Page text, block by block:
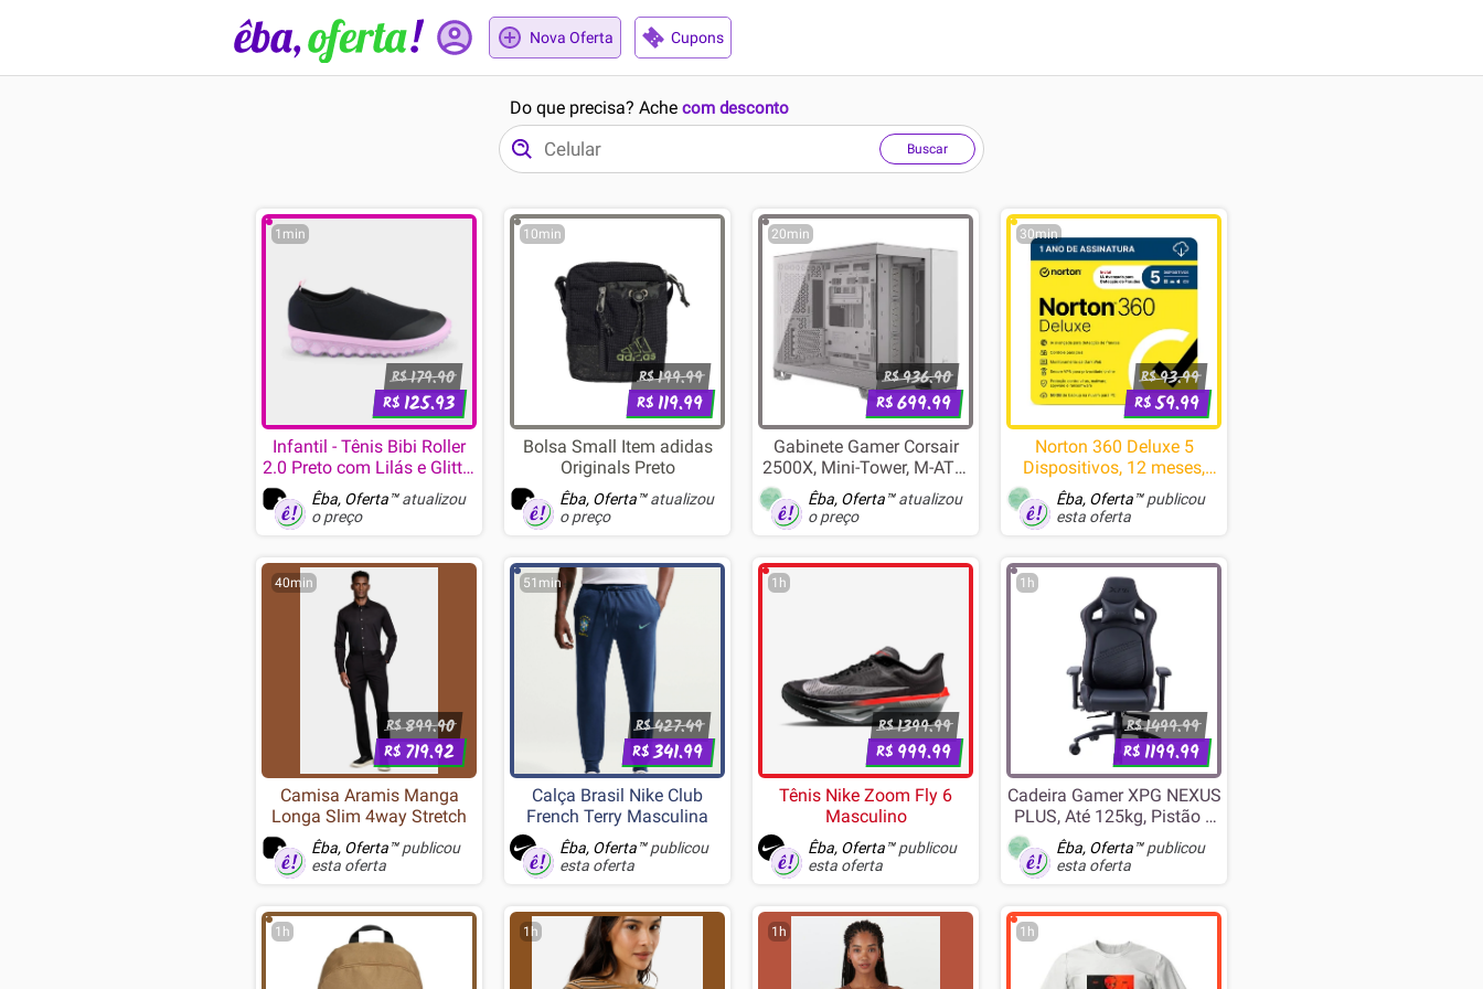
Nova Oferta Cupons
Do que precisa? Ache com desconto
Buscar
1min
R$179.90
R$125.93
Infantil - Tênis Bibi Roller
2.0 Preto com Lilás e Glitter
22
Êba, Oferta™atualizou
o preço
10min
R$199.99
R$119.99
Bolsa Small Item adidas
Originals Preto
Êba, Oferta™atualizou
o preço
20min
R$936.90
R$699.99
Gabinete Gamer Corsair
2500X, Mini-Tower, M-ATX,
Frente e Lateral em Vidro
Temperado, Sem FANs,
Branco - CC-9011266-WW
Êba, Oferta™atualizou
o preço
30min
R$93.99
R$59.99
Norton 360 Deluxe 5
Dispositivos, 12 meses,
Digital para Download -
21405567
Êba, Oferta™publicou
esta oferta
40min
R$899.90
R$ 719.92
Camisa Aramis Manga
Longa Slim 4way Stretch
Êba, Oferta™publicou
esta oferta
51min
R$427.49
R$341.99
Calça Brasil Nike Club
French Terry Masculina
Êba, Oferta™publicou
esta oferta
1h
R$1399.99
R$ 999.99
Tênis Nike Zoom Fly 6
Masculino
Êba, Oferta™publicou
esta oferta
1h
R$1499.99
R$1199.99
Cadeira Gamer XPG NEXUS
PLUS, Até 125kg, Pistão a
Gás Classe-4, Ajuste de
Altura, Preto - NEXUS PLUS-
Êba, Oferta™publicou
esta oferta
1h 1h 1h 1h